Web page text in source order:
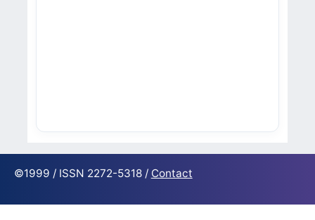
©1999 / ISSN 2272-5318 / Contact